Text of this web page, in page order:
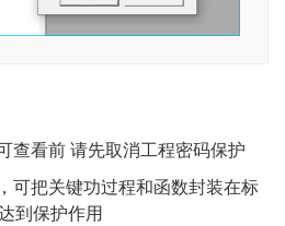
查看前 请先取消工程密码保护
可把关键功过程和函数封装在标
到保护作用